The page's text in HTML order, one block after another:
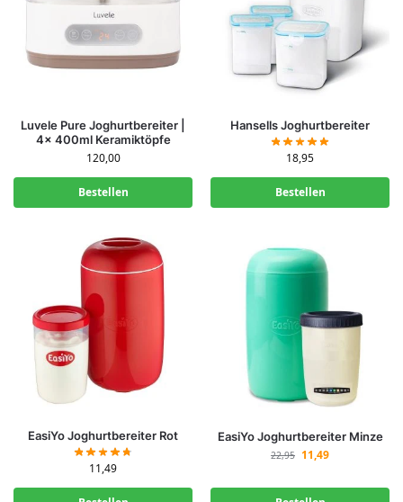
Luvele Pure Joghurtbereiter |
4x 400ml Keramiktöpfe
120,00
Bestellen
Hansells Joghurtbereiter
18,95
Bestellen
EasiYo Joghurtbereiter Rot
11,49
EasiYo Joghurtbereiter Minze
22,95 11,49